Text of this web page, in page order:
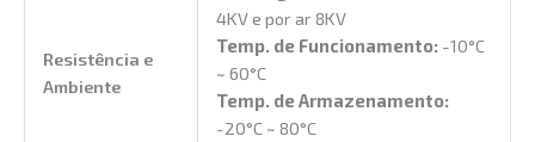
Resistência e
Ambiente
4KV e por ar 8KV
Temp. de Funcionamento:-10°C
~ 60°C
Temp. de Armazenamento:
-20°C ~ 80°C